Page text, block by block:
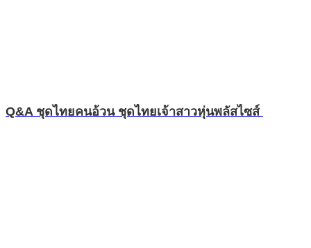
Q&A ชุดไทยคนอ้วน ชุดไทยเจ้าสาวหุ่นพลัสไซส์